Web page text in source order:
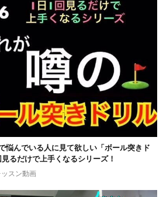
悩んでいる人に見て欲しい「ボール突きド
るだけで上手くなるシリーズ！
スン動画